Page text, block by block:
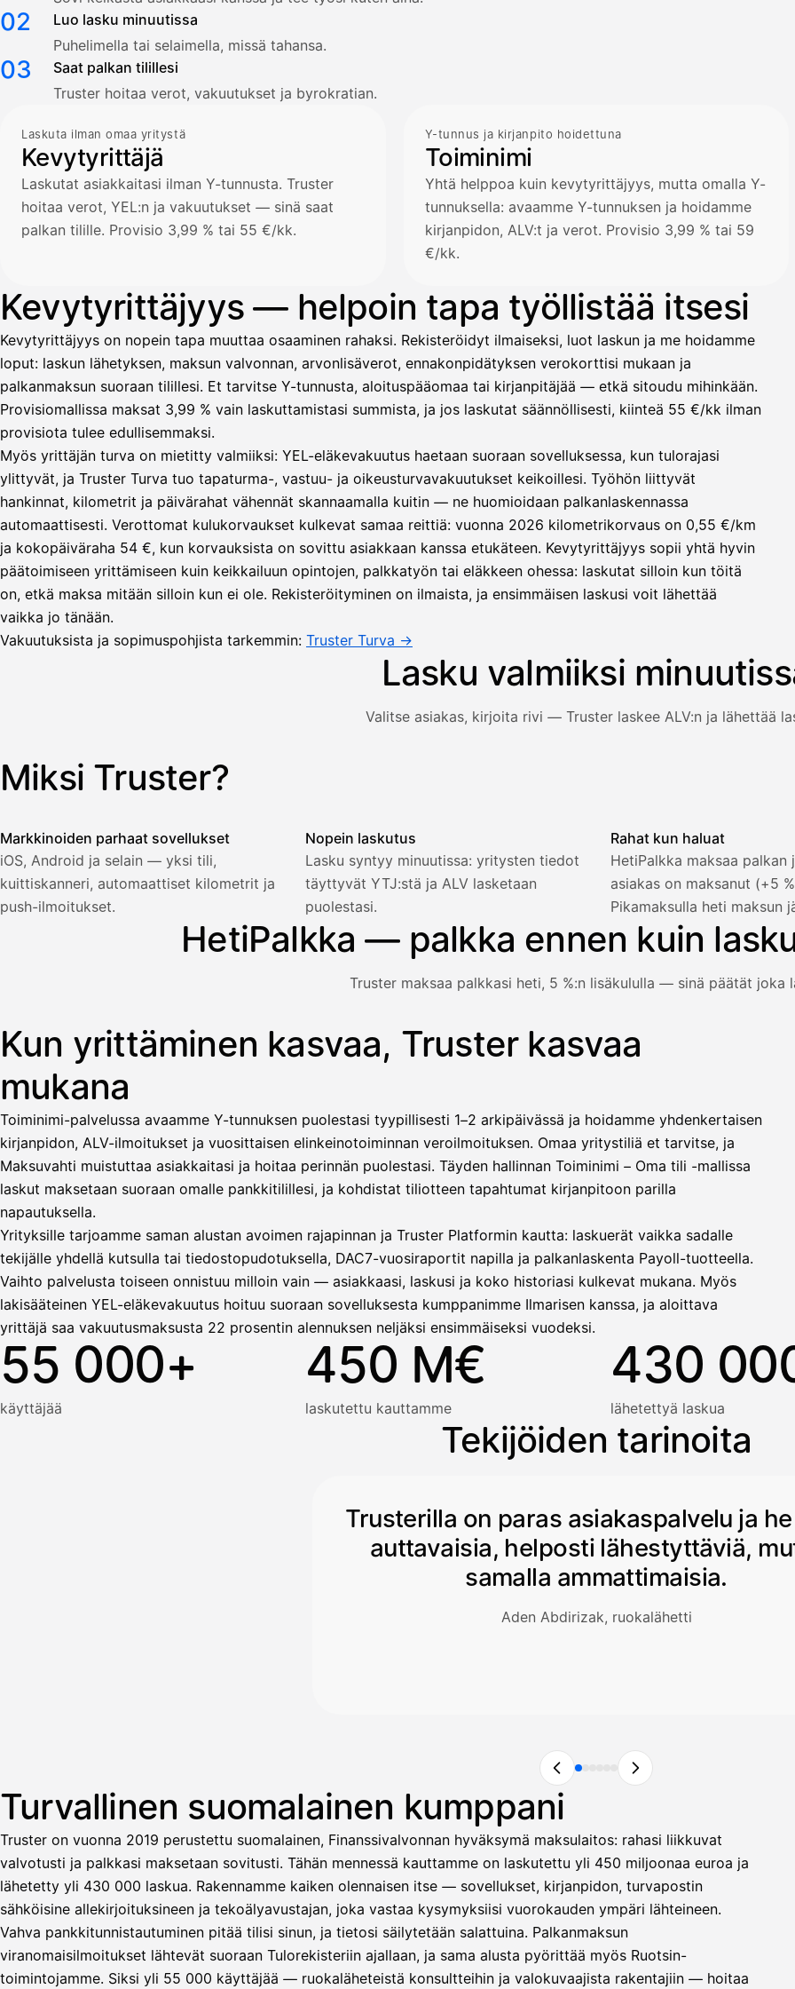
02
Luo lasku minuutissa
Puhelimella tai selaimella, missä tahansa.
03
Saat palkan tilillesi
Truster hoitaa verot, vakuutukset ja byrokratian.
Laskuta ilman omaa yritystä
Kevytyrittäjä
Laskutat asiakkaitasi ilman Y-tunnusta. Truster
hoitaa verot, YEL:n ja vakuutukset — sinä saat
palkan tilille. Provisio 3,99 % tai 55 €/kk.
Y-tunnus ja kirjanpito hoidettuna
Toiminimi
Yhtä helppoa kuin kevytyrittäjyys, mutta omalla Y-
tunnuksella: avaamme Y-tunnuksen ja hoidamme
kirjanpidon, ALV:t ja verot. Provisio 3,99 % tai 59
€/kk.
Kevytyrittäjyys — helpoin tapa työllistää itsesi
Kevytyrittäjyys on nopein tapa muuttaa osaaminen rahaksi. Rekisteröidyt ilmaiseksi, luot laskun ja me hoidamme
loput: laskun lähetyksen, maksun valvonnan, arvonlisäverot, ennakonpidätyksen verokorttisi mukaan ja
palkanmaksun suoraan tilillesi. Et tarvitse Y-tunnusta, aloituspääomaa tai kirjanpitäjää — etkä sitoudu mihinkään.
Provisiomallissa maksat 3,99 % vain laskuttamistasi summista, ja jos laskutat säännöllisesti, kiinteä 55 €/kk ilman
provisiota tulee edullisemmaksi.
Myös yrittäjän turva on mietitty valmiiksi: YEL-eläkevakuutus haetaan suoraan sovelluksessa, kun tulorajasi
ylittyvät, ja Truster Turva tuo tapaturma-, vastuu- ja oikeusturvavakuutukset keikoillesi. Työhön liittyvät
hankinnat, kilometrit ja päivärahat vähennät skannaamalla kuitin — ne huomioidaan palkanlaskennassa
automaattisesti. Verottomat kulukorvaukset kulkevat samaa reittiä: vuonna 2026 kilometrikorvaus on 0,55 €/km
ja kokopäiväraha 54 €, kun korvauksista on sovittu asiakkaan kanssa etukäteen. Kevytyrittäjyys sopii yhtä hyvin
päätoimiseen yrittämiseen kuin keikkailuun opintojen, palkkatyön tai eläkkeen ohessa: laskutat silloin kun töitä
on, etkä maksa mitään silloin kun ei ole. Rekisteröityminen on ilmaista, ja ensimmäisen laskusi voit lähettää
vaikka jo tänään.
Vakuutuksista ja sopimuspohjista tarkemmin: Truster Turva →
Lasku valmiiksi
Valitse asiakas, kirjoita rivi — Truster laskee ALV:n ja lähettää
Kuvitus: käyttäjä luo laskun Truster-sovelluksessa — asiakas ja rivi täyttyvät, arvonlisävero lasketaan automaattisesti
Asiakas
Acme
Oy
heinäkuu
Lähetä
Miksi Truster?
Markkinoiden parhaat sovellukset
iOS, Android ja selain — yksi tili,
kuittiskanneri, automaattiset kilometrit ja
push-ilmoitukset.
Nopein laskutus
Lasku syntyy minuutissa: yritysten tiedot
täyttyvät YTJ:stä ja ALV lasketaan
puolestasi.
Rahat kun haluat
HetiPalkka maksaa palkan
asiakas on maksanut (+5
Pikamaksulla heti maksun
HetiPalkka — palkka ennen kuin
Truster maksaa palkkasi heti, 5 %:n lisäkululla — sinä päätät joka
Kuvitus: käyttäjä nostaa palkan laskusta, jota asiakas ei ole vielä maksanut — HetiPalkka-valinnalla Truster maksaa
Palkka
Lasku · Acme Oy 2 321,75 €
Nosta palkkaa
Ennakonpidätys −412,00 €
Ennen laskun maksua
Tavallinen nosto
Kun lasku on maksettu
Vahvista
Palkka maksussa
Kun yrittäminen kasvaa, Truster kasvaa
mukana
Toiminimi-palvelussa avaamme Y-tunnuksen puolestasi tyypillisesti 1–2 arkipäivässä ja hoidamme yhdenkertaisen
kirjanpidon, ALV-ilmoitukset ja vuosittaisen elinkeinotoiminnan veroilmoituksen. Omaa yritystiliä et tarvitse, ja
Maksuvahti muistuttaa asiakkaitasi ja hoitaa perinnän puolestasi. Täyden hallinnan Toiminimi – Oma tili -mallissa
laskut maksetaan suoraan omalle pankkitilillesi, ja kohdistat tiliotteen tapahtumat kirjanpitoon parilla
napautuksella.
Yrityksille tarjoamme saman alustan avoimen rajapinnan ja Truster Platformin kautta: laskuerät vaikka sadalle
tekijälle yhdellä kutsulla tai tiedostopudotuksella, DAC7-vuosiraportit napilla ja palkanlaskenta Payoll-tuotteella.
Vaihto palvelusta toiseen onnistuu milloin vain — asiakkaasi, laskusi ja koko historiasi kulkevat mukana. Myös
lakisääteinen YEL-eläkevakuutus hoituu suoraan sovelluksesta kumppanimme Ilmarisen kanssa, ja aloittava
yrittäjä saa vakuutusmaksusta 22 prosentin alennuksen neljäksi ensimmäiseksi vuodeksi.
55 000+
käyttäjää
450 M€
laskutettu kauttamme
430
lähetettyä laskua
Tekijöiden tarinoita
Trusterilla on paras asiakaspalvelu ja
auttavaisia, helposti lähestyttäviä,
samalla ammattimaisia.
Aden Abdirizak, ruokalähetti
Turvallinen suomalainen kumppani
Truster on vuonna 2019 perustettu suomalainen, Finanssivalvonnan hyväksymä maksulaitos: rahasi liikkuvat
valvotusti ja palkkasi maksetaan sovitusti. Tähän mennessä kauttamme on laskutettu yli 450 miljoonaa euroa ja
lähetetty yli 430 000 laskua. Rakennamme kaiken olennaisen itse — sovellukset, kirjanpidon, turvapostin
sähköisine allekirjoituksineen ja tekoälyavustajan, joka vastaa kysymyksiisi vuorokauden ympäri lähteineen.
Vahva pankkitunnistautuminen pitää tilisi sinun, ja tietosi säilytetään salattuina. Palkanmaksun
viranomaisilmoitukset lähtevät suoraan Tulorekisteriin ajallaan, ja sama alusta pyörittää myös Ruotsin-
toimintojamme. Siksi yli 55 000 käyttäjää — ruokaläheteistä konsultteihin ja valokuvaajista rakentajiin — hoitaa
Avustaja
Hei! Miten voin auttaa?